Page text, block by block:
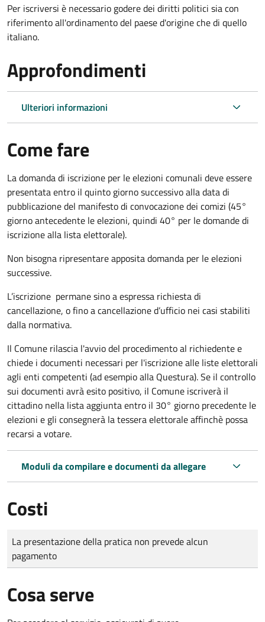
Per iscriversi è necessario godere dei diritti politici sia con
riferimento all'ordinamento del paese d'origine che di quello
italiano.
Approfondimenti
Ulteriori informazioni
Come fare
La domanda di iscrizione per le elezioni comunali deve essere
presentata entro il quinto giorno successivo alla data di
pubblicazione del manifesto di convocazione dei comizi (45°
giorno antecedente le elezioni, quindi 40° per le domande di
iscrizione alla lista elettorale).
Non bisogna ripresentare apposita domanda per le elezioni
successive.
L’iscrizione permane sino a espressa richiesta di
cancellazione, o fino a cancellazione d’ufficio nei casi stabiliti
dalla normativa.
Il Comune rilascia l'avvio del procedimento al richiedente e
chiede i documenti necessari per l'iscrizione alle liste elettorali
agli enti competenti (ad esempio alla Questura). Se il controllo
sui documenti avrà esito positivo, il Comune iscriverà il
cittadino nella lista aggiunta entro il 30° giorno precedente le
elezioni e gli consegnerà la tessera elettorale affinchè possa
recarsi a votare.
Moduli da compilare e documenti da allegare
Costi
Tipo di pagamento
Importo
La presentazione della pratica non prevede alcun
pagamento
Cosa serve